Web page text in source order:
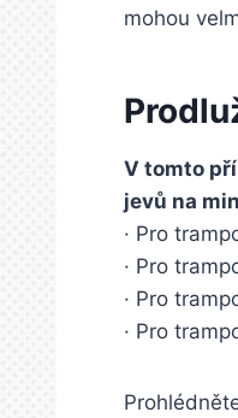
mohou
V tomto
jevů na
· Pro
· Pro
· Pro
· Pro